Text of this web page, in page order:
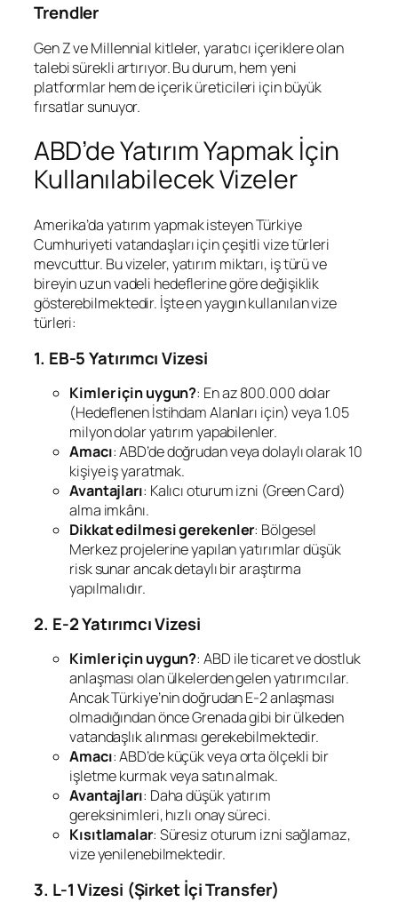
Trendler
Gen Z ve Millennial kitleler, yaratıcı içeriklere olan
talebi sürekli artırıyor. Bu durum, hem yeni
platformlar hem de içerik üreticileri için büyük
fırsatlar sunuyor.
ABD’de Yatırım Yapmak İçin
Kullanılabilecek Vizeler
Amerika’da yatırım yapmak isteyen Türkiye
Cumhuriyeti vatandaşları için çeşitli vize türleri
mevcuttur. Bu vizeler, yatırım miktarı, iş türü ve
bireyin uzun vadeli hedeflerine göre değişiklik
gösterebilmektedir. İşte en yaygın kullanılan vize
türleri:
1. EB-5 Yatırımcı Vizesi
Kimler için uygun?: En az 800.000 dolar
(Hedeflenen İstihdam Alanları için) veya 1.05
milyon dolar yatırım yapabilenler.
Amacı: ABD’de doğrudan veya dolaylı olarak 10
kişiye iş yaratmak.
Avantajları: Kalıcı oturum izni (Green Card)
alma imkânı.
Dikkat edilmesi gerekenler: Bölgesel
Merkez projelerine yapılan yatırımlar düşük
risk sunar ancak detaylı bir araştırma
yapılmalıdır.
2. E-2 Yatırımcı Vizesi
Kimler için uygun?: ABD ile ticaret ve dostluk
anlaşması olan ülkelerden gelen yatırımcılar.
Ancak Türkiye’nin doğrudan E-2 anlaşması
olmadığından önce Grenada gibi bir ülkeden
vatandaşlık alınması gerekebilmektedir.
Amacı: ABD’de küçük veya orta ölçekli bir
işletme kurmak veya satın almak.
Avantajları: Daha düşük yatırım
gereksinimleri, hızlı onay süreci.
Kısıtlamalar: Süresiz oturum izni sağlamaz,
vize yenilenebilmektedir.
3. L-1 Vizesi (Şirket İçi Transfer)